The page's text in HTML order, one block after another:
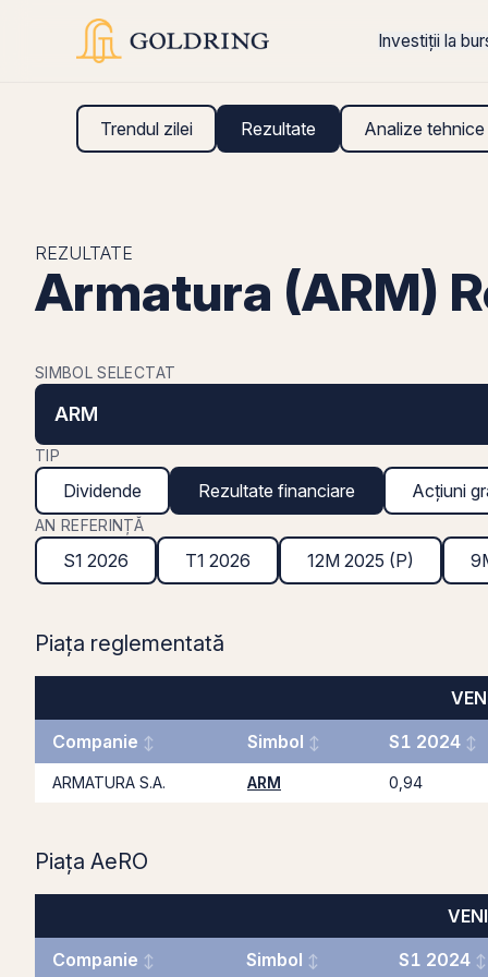
Investiții la
Trendul zilei Rezultate Analize tehnice
REZULTATE
Armatura (ARM)
SIMBOL SELECTAT
ARM
TIP
Dividende Rezultate financiare Acțiuni
AN REFERINȚĂ
S1 2026 T1 2026 12M 2025 (P)
Piața reglementată
Companie
Simbol S1 2024
ARMATURA S.A. ARM 0,94
Piața AeRO
Companie
Simbol S1 2024